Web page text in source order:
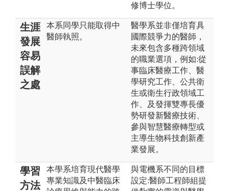
修博士學位。
生涯
發展
容易
誤解
之處
本系同學只能取得中
醫師執照。
醫學系並非僅培育具
國際競爭力的醫師，
未來包含多種跨領域
的職業選項，例如:從
事臨床醫療工作、醫
學研究工作、公共衛
生或衛生行政領域工
作、及發揮雙專長優
勢研發新醫療技術、
參與智慧醫療轉型或
主導生物科技創新產
業發展。
學習
方法
本學系培育現代醫學
專業知識及中醫臨床
與電機系不同的目標
設定:醫師工程師組提